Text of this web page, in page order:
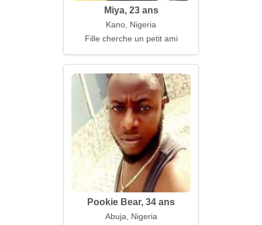
Miya, 23 ans
Kano, Nigeria
Fille cherche un petit ami
Pookie Bear, 34 ans
Abuja, Nigeria